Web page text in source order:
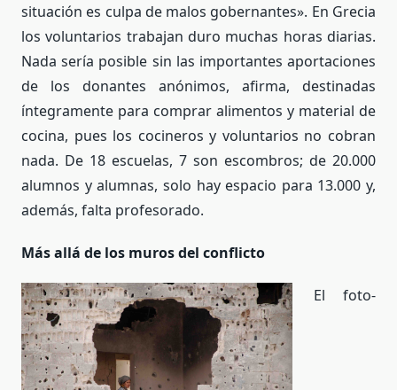
situación es culpa de malos gobernantes». En Grecia
los voluntarios trabajan duro muchas horas diarias.
Nada sería posible sin las importantes aportaciones
de los donantes anónimos, afirma, destinadas
íntegramente para comprar alimentos y material de
cocina, pues los cocineros y voluntarios no cobran
nada. De 18 escuelas, 7 son escombros; de 20.000
alumnos y alumnas, solo hay espacio para 13.000 y,
además, falta profesorado.
Más allá de los muros del conflicto
El foto-